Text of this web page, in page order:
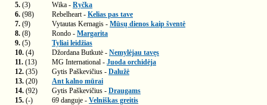
5. (3) Wika - Ryčka
6. (98) Rebelheart - Kelias pas tave
7. (9) Vytautas Kernagis - Mūsų dienos kaip šventė
8. (8) Rondo - Margarita
9. (5)
Tyliai leidžias
10. (4) Džordana Butkutė - Nemylėjau tavęs
11. (13) MG International - Juoda orchidėja
12. (35) Gytis Paškevičius - Dalužė
13. (20)
Ant kalno mūrai
14. (92) Gytis Paškevičius - Draugams
15. (-) 69 danguje - Velniškas greitis